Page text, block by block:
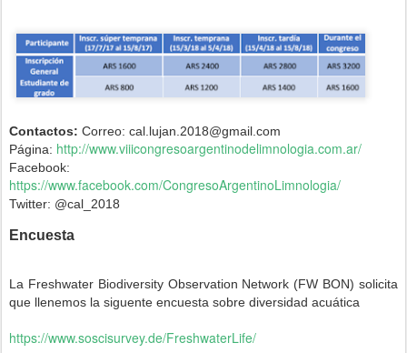
Contactos: Correo: cal.lujan.2018@gmail.com
Página: http://www.viiicongresoargentinodelimnologia.com.ar/
Facebook:
https://www.facebook.com/CongresoArgentinoLimnologia/
Twitter: @cal_2018
Encuesta
La Freshwater Biodiversity Observation Network (FW BON) solicita
que llenemos la siguente encuesta sobre diversidad acuática
https://www.soscisurvey.de/FreshwaterLife/